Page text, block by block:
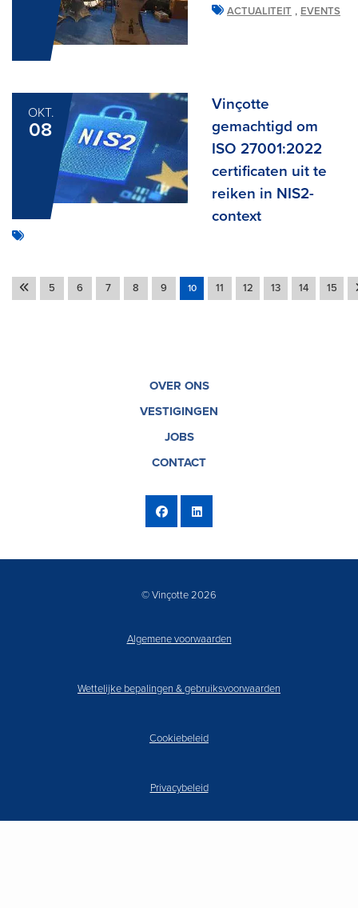
ACTUALITEIT , EVENTS
OKT.
08
Vinçotte
gemachtigd om
ISO 27001:2022
certificaten uit te
reiken in NIS2-
context
5 6 7 8 9 10 11 12 13 14 15
OVER ONS
VESTIGINGEN
JOBS
CONTACT
© Vinçotte 2026
Algemene voorwaarden
Wettelijke bepalingen & gebruiksvoorwaarden
Cookiebeleid
Privacybeleid